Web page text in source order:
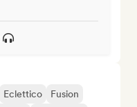
Eclettico
Fusion